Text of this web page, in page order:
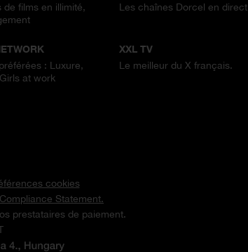
de films en illimité,
Les chaînes Dorcel en direct
: Luxure,
at work
XXL TV
Le meilleur du X français.
cookies
Statement.
prestataires de paiement.